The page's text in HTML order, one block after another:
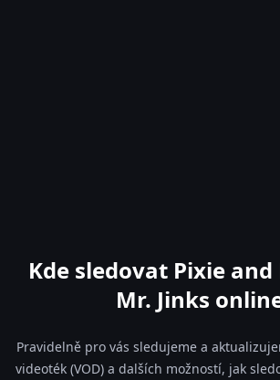
Kde sledovat Pixie
Mr. Jinks
Pravidelně pro vás sledujeme a
videoték (VOD) a dalších možností, jak